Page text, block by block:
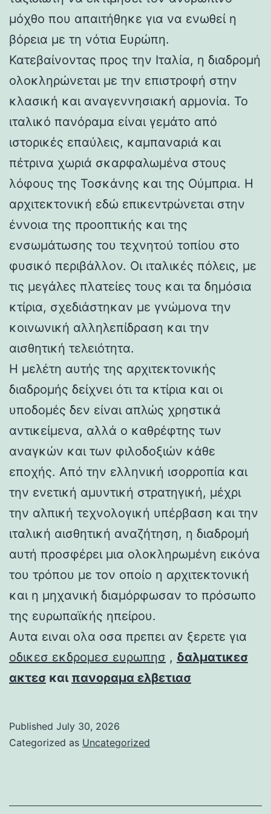
μόχθο που απαιτήθηκε για να ενωθεί η
βόρεια με τη νότια Ευρώπη.
Κατεβαίνοντας προς την Ιταλία, η διαδρομή
ολοκληρώνεται με την επιστροφή στην
κλασική και αναγεννησιακή αρμονία. Το
ιταλικό πανόραμα είναι γεμάτο από
ιστορικές επαύλεις, καμπαναριά και
πέτρινα χωριά σκαρφαλωμένα στους
λόφους της Τοσκάνης και της Ούμπρια. Η
αρχιτεκτονική εδώ επικεντρώνεται στην
έννοια της προοπτικής και της
ενσωμάτωσης του τεχνητού τοπίου στο
φυσικό περιβάλλον. Οι ιταλικές πόλεις, με
τις μεγάλες πλατείες τους και τα δημόσια
κτίρια, σχεδιάστηκαν με γνώμονα την
κοινωνική αλληλεπίδραση και την
αισθητική τελειότητα.
Η μελέτη αυτής της αρχιτεκτονικής
διαδρομής δείχνει ότι τα κτίρια και οι
υποδομές δεν είναι απλώς χρηστικά
αντικείμενα, αλλά ο καθρέφτης των
αναγκών και των φιλοδοξιών κάθε
εποχής. Από την ελληνική ισορροπία και
την ενετική αμυντική στρατηγική, μέχρι
την αλπική τεχνολογική υπέρβαση και την
ιταλική αισθητική αναζήτηση, η διαδρομή
αυτή προσφέρει μια ολοκληρωμένη εικόνα
του τρόπου με τον οποίο η αρχιτεκτονική
και η μηχανική διαμόρφωσαν το πρόσωπο
της ευρωπαϊκής ηπείρου.
Αυτα ειναι ολα οσα πρεπει αν ξερετε για
οδικεσ εκδρομεσ ευρωπησ , δαλματικεσ
ακτεσ και πανοραμα ελβετιασ
Published July 30, 2026
Categorized as Uncategorized